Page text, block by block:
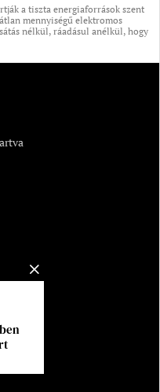
a tiszta energiaforrások szent
mennyiségű elektromos
nélkül, ráadásul anélkül, hogy